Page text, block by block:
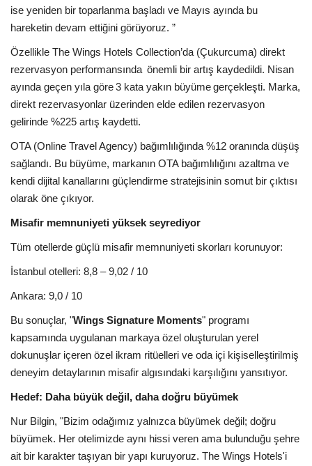
ise yeniden bir toparlanma başladı ve Mayıs ayında bu
hareketin devam ettiğini görüyoruz. ”
Özellikle The Wings Hotels Collection’da (Çukurcuma) direkt
rezervasyon performansında önemli bir artış kaydedildi. Nisan
ayında geçen yıla göre 3 kata yakın büyüme gerçekleşti. Marka,
direkt rezervasyonlar üzerinden elde edilen rezervasyon
gelirinde %225 artış kaydetti.
OTA (Online Travel Agency) bağımlılığında %12 oranında düşüş
sağlandı. Bu büyüme, markanın OTA bağımlılığını azaltma ve
kendi dijital kanallarını güçlendirme stratejisinin somut bir çıktısı
olarak öne çıkıyor.
Misafir memnuniyeti yüksek seyrediyor
Tüm otellerde güçlü misafir memnuniyeti skorları korunuyor:
İstanbul otelleri: 8,8 – 9,02 / 10
Ankara: 9,0 / 10
Bu sonuçlar, "Wings Signature Moments" programı
kapsamında uygulanan markaya özel oluşturulan yerel
dokunuşlar içeren özel ikram ritüelleri ve oda içi kişiselleştirilmiş
deneyim detaylarının misafir algısındaki karşılığını yansıtıyor.
Hedef: Daha büyük değil, daha doğru büyümek
Nur Bilgin, "Bizim odağımız yalnızca büyümek değil; doğru
büyümek. Her otelimizde aynı hissi veren ama bulunduğu şehre
ait bir karakter taşıyan bir yapı kuruyoruz. The Wings Hotels'i